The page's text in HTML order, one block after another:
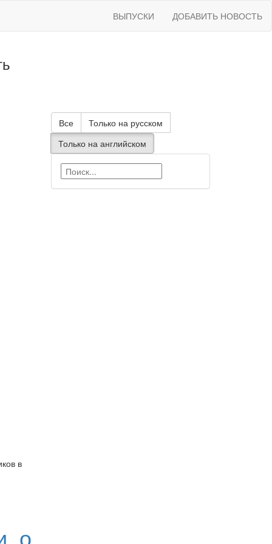
ВЫПУСКИ ДОБАВИТЬ НОВОСТЬ
в
о
Все
Только на русском
Только на английском